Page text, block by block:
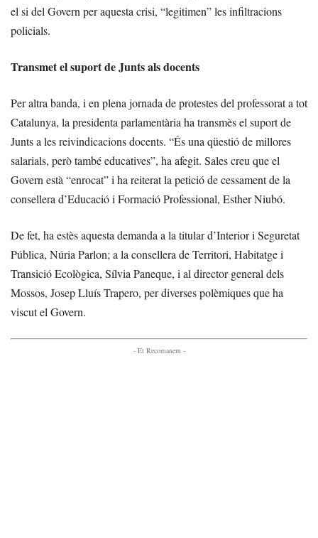
el si del Govern per aquesta crisi, “legitimen” les infiltracions
policials.
Transmet el suport de Junts als docents
Per altra banda, i en plena jornada de protestes del professorat a tot
Catalunya, la presidenta parlamentària ha transmès el suport de
Junts a les reivindicacions docents. “És una qüestió de millores
salarials, però també educatives”, ha afegit. Sales creu que el
Govern està “enrocat” i ha reiterat la petició de cessament de la
consellera d’Educació i Formació Professional, Esther Niubó.
De fet, ha estès aquesta demanda a la titular d’Interior i Seguretat
Pública, Núria Parlon; a la consellera de Territori, Habitatge i
Transició Ecològica, Sílvia Paneque, i al director general dels
Mossos, Josep Lluís Trapero, per diverses polèmiques que ha
viscut el Govern.
- Et Recomanem -